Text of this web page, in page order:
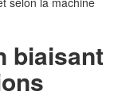
biaisant